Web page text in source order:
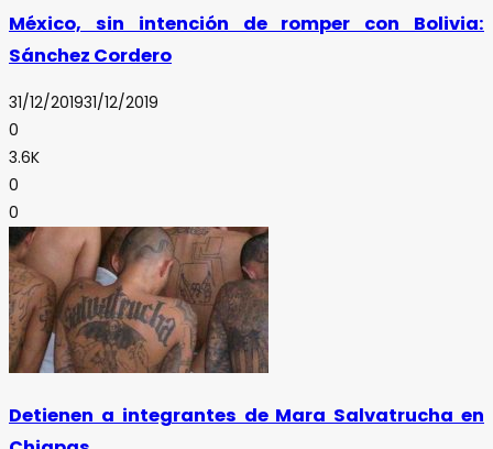
México, sin intención de romper con Bolivia:
Sánchez Cordero
31/12/201931/12/2019
0
3.6K
0
0
Detienen a integrantes de Mara Salvatrucha en